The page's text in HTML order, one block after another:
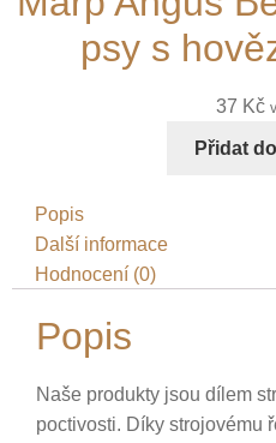
psy s
37 Kč
Přidat
Popis
Další informace
Hodnocení (0)
Popis
Naše produkty jsou dílem
poctivosti. Díky strojovému